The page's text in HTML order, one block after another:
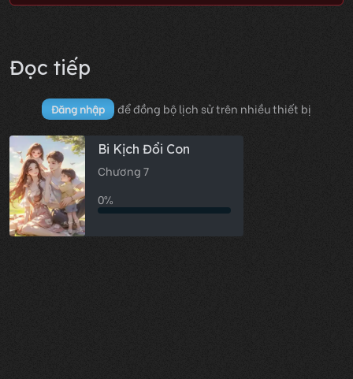
Đọc tiếp
Đăng nhập để đồng bộ lịch sử trên nhiều thiết bị
Bi Kịch Đổi Con
Chương 7
0%